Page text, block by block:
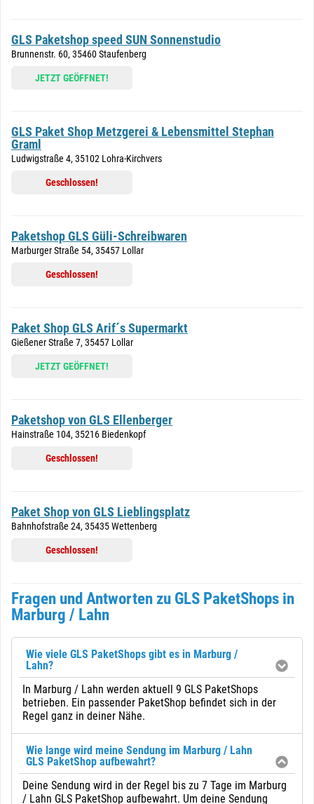
GLS Paketshop speed SUN Sonnenstudio
Brunnenstr. 60, 35460 Staufenberg
JETZT GEÖFFNET!
GLS Paket Shop Metzgerei & Lebensmittel Stephan
Graml
Ludwigstraße 4, 35102 Lohra-Kirchvers
Geschlossen!
Paketshop GLS Güli-Schreibwaren
Marburger Straße 54, 35457 Lollar
Geschlossen!
Paket Shop GLS Arif´s Supermarkt
Gießener Straße 7, 35457 Lollar
JETZT GEÖFFNET!
Paketshop von GLS Ellenberger
Hainstraße 104, 35216 Biedenkopf
Geschlossen!
Paket Shop von GLS Lieblingsplatz
Bahnhofstraße 24, 35435 Wettenberg
Geschlossen!
Fragen und Antworten zu GLS PaketShops in
Marburg / Lahn
Wie viele GLS PaketShops gibt es in Marburg /
Lahn?
In Marburg / Lahn werden aktuell 9 GLS PaketShops
betrieben. Ein passender PaketShop befindet sich in der
Regel ganz in deiner Nähe.
Wie lange wird meine Sendung im Marburg / Lahn
GLS PaketShop aufbewahrt?
Deine Sendung wird in der Regel bis zu 7 Tage im Marburg
/ Lahn GLS PaketShop aufbewahrt. Um deine Sendung